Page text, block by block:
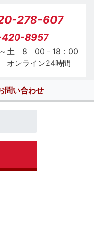
278-607
8957
土 8：00－18：00
オンライン24時間
問い合わせ